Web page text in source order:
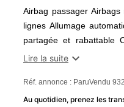
Airbag passager
lignes Allumage
partagée et rabattable
prétensionneurs
tactile Feux avant LED
Fixation pour siège
Lire la suite 
Réf. annonce : ParuVendu
Au quotidien, prenez les